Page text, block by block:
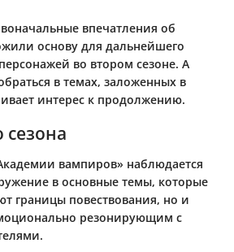
впечатления об
основу для дальнейшего
во втором сезоне. А
в темах, заложенных в
интерес к продолжению.
вампиров» наблюдается
в основные темы, которые
границы повествования, но и
резонирующим с